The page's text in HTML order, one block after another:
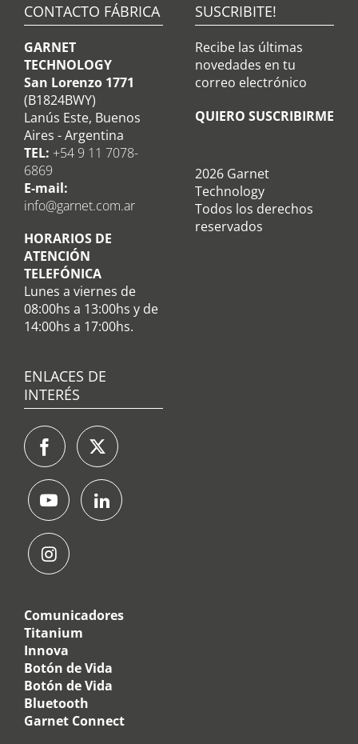
CONTACTO FÁBRICA
GARNET
TECHNOLOGY
San Lorenzo 1771
(B1824BWY)
Lanús Este, Buenos
Aires - Argentina
TEL: +54 9 11 7078-
6869
E-mail:
info@garnet.com.ar
HORARIOS DE
ATENCIÓN
TELEFÓNICA
Lunes a viernes de
08:00hs a 13:00hs y de
14:00hs a 17:00hs.
SUSCRIBITE!
Recibe las últimas
novedades en tu
correo electrónico
QUIERO SUSCRIBIRME
2026 Garnet
Technology
Todos los derechos
reservados
ENLACES DE
INTERÉS
Comunicadores
Titanium
Innova
Botón de Vida
Botón de Vida
Bluetooth
Garnet Connect